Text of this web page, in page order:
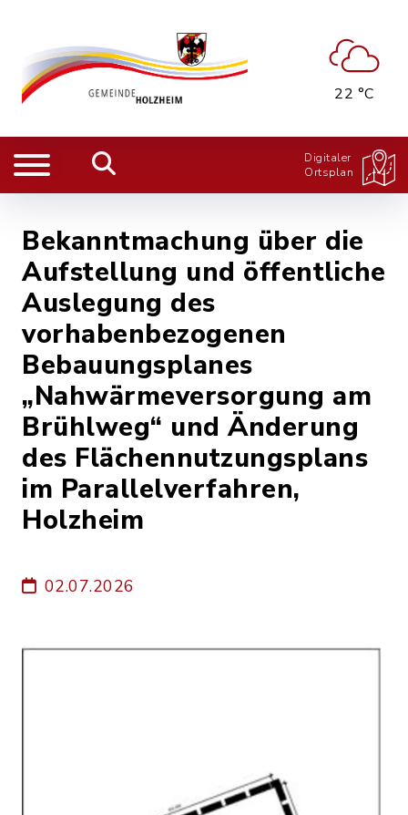
22 °C
Digitaler
Ortsplan
Bekanntmachung über die
Aufstellung und öffentliche
Auslegung des
vorhabenbezogenen
Bebauungsplanes
„Nahwärmeversorgung am
Brühlweg“ und Änderung
des Flächennutzungsplans
im Parallelverfahren,
Holzheim
02.07.2026